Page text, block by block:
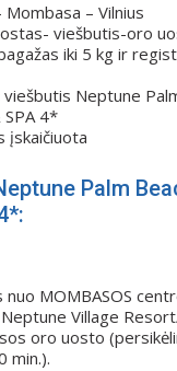
Mombasa – Vilnius
viešbutis-oro
iki 5 kg ir
viešbutis Neptune
4*
įskaičiuota
Palm
MOMBASOS
Village
oro uosto
min.).